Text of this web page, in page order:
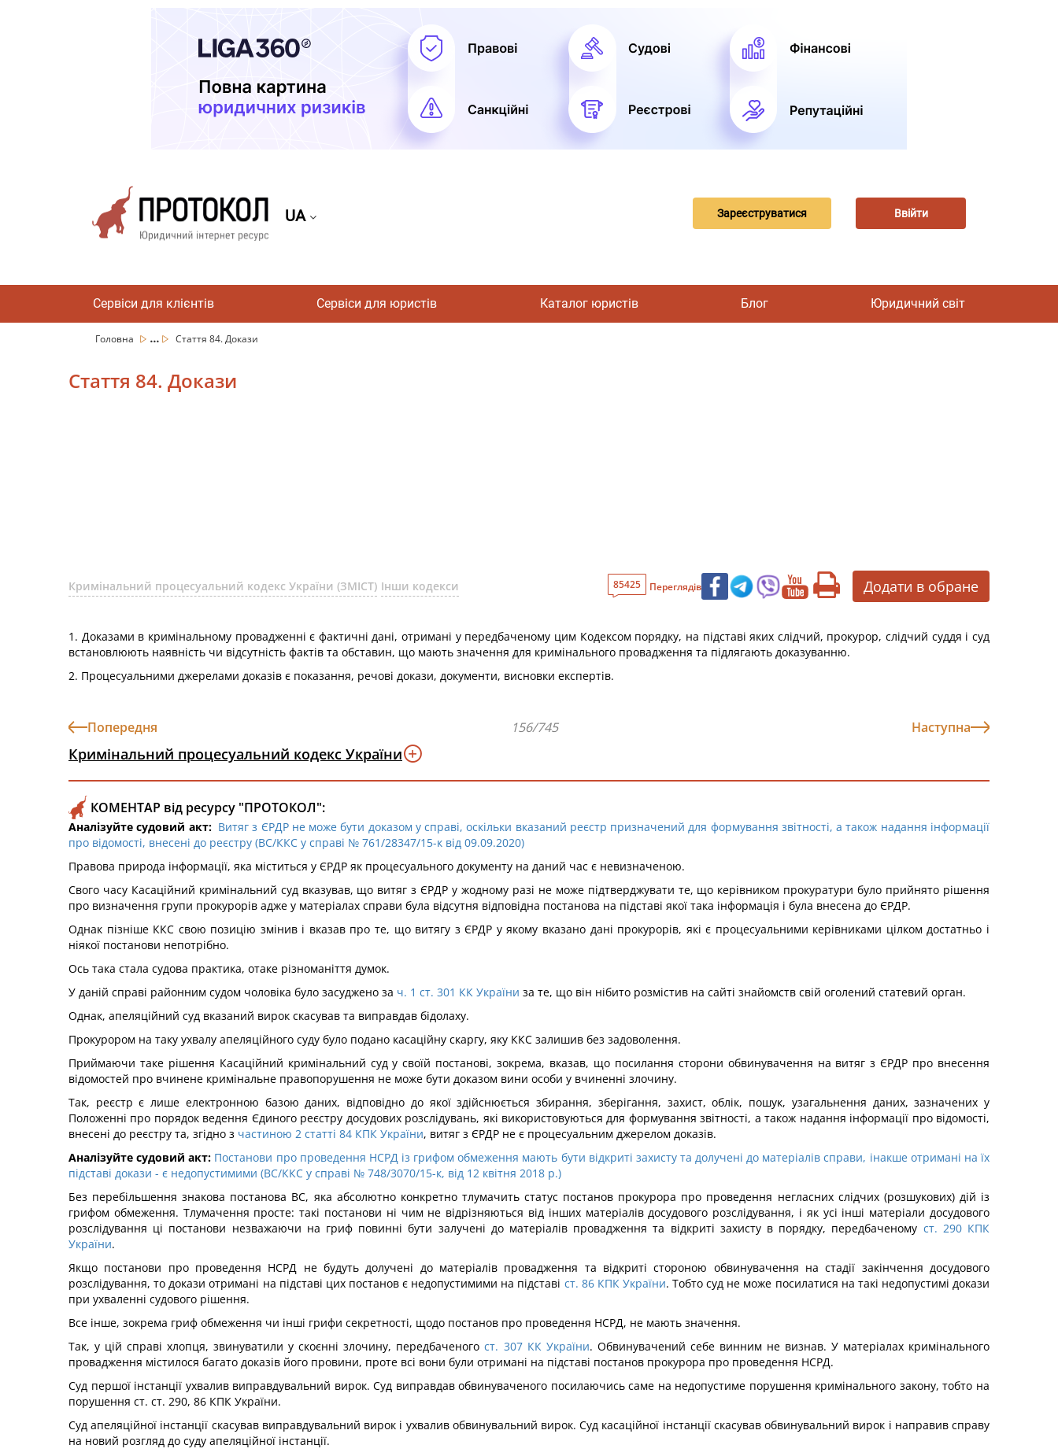
UA Зареєструватися Ввійти
Сервіси для клієнтів Сервіси для юристів Каталог юристів Блог Юридичний світ
Головна ... Стаття 84. Докази
Стаття 84. Докази
Кримінальний процесуальний кодекс України (ЗМІСТ) Інши кодекси 85425 Переглядів Додати в обране
1. Доказами в кримінальному провадженні є фактичні дані, отримані у передбаченому цим Кодексом порядку, на підставі яких слідчий, прокурор, слідчий суддя і суд
встановлюють наявність чи відсутність фактів та обставин, що мають значення для кримінального провадження та підлягають доказуванню.
2. Процесуальними джерелами доказів є показання, речові докази, документи, висновки експертів.
Попередня 156/745 Наступна
Кримінальний процесуальний кодекс України
КОМЕНТАР від ресурсу "ПРОТОКОЛ":
Аналізуйте судовий акт: Витяг з ЄРДР не може бути доказом у справі, оскільки вказаний реєстр призначений для формування звітності, а також надання інформації
про відомості, внесені до реєстру (ВС/ККС у справі № 761/28347/15-к від 09.09.2020)
Правова природа інформації, яка міститься у ЄРДР як процесуального документу на даний час є невизначеною.
Свого часу Касаційний кримінальний суд вказував, що витяг з ЄРДР у жодному разі не може підтверджувати те, що керівником прокуратури було прийнято рішення
про визначення групи прокурорів адже у матеріалах справи була відсутня відповідна постанова на підставі якої така інформація і була внесена до ЄРДР.
Однак пізніше ККС свою позицію змінив і вказав про те, що витягу з ЄРДР у якому вказано дані прокурорів, які є процесуальними керівниками цілком достатньо і
ніякої постанови непотрібно.
Ось така стала судова практика, отаке різноманіття думок.
У даній справі районним судом чоловіка було засуджено за ч. 1 ст. 301 КК України за те, що він нібито розмістив на сайті знайомств свій оголений статевий орган.
Однак, апеляційний суд вказаний вирок скасував та виправдав бідолаху.
Прокурором на таку ухвалу апеляційного суду було подано касаційну скаргу, яку ККС залишив без задоволення.
Приймаючи таке рішення Касаційний кримінальний суд у своїй постанові, зокрема, вказав, що посилання сторони обвинувачення на витяг з ЄРДР про внесення
відомостей про вчинене кримінальне правопорушення не може бути доказом вини особи у вчиненні злочину.
Так, реєстр є лише електронною базою даних, відповідно до якої здійснюється збирання, зберігання, захист, облік, пошук, узагальнення даних, зазначених у
Положенні про порядок ведення Єдиного реєстру досудових розслідувань, які використовуються для формування звітності, а також надання інформації про відомості,
внесені до реєстру та, згідно з частиною 2 статті 84 КПК України, витяг з ЄРДР не є процесуальним джерелом доказів.
Аналізуйте судовий акт: Постанови про проведення НСРД із грифом обмеження мають бути відкриті захисту та долучені до матеріалів справи, інакше отримані на їх
підставі докази - є недопустимими (ВС/ККС у справі № 748/3070/15-к, від 12 квітня 2018 р.)
Без перебільшення знакова постанова ВС, яка абсолютно конкретно тлумачить статус постанов прокурора про проведення негласних слідчих (розшукових) дій із
грифом обмеження. Тлумачення просте: такі постанови ні чим не відрізняються від інших матеріалів досудового розслідування, і як усі інші матеріали досудового
розслідування ці постанови незважаючи на гриф повинні бути залучені до матеріалів провадження та відкриті захисту в порядку, передбаченому ст. 290 КПК
України.
Якщо постанови про проведення НСРД не будуть долучені до матеріалів провадження та відкриті стороною обвинувачення на стадії закінчення досудового
розслідування, то докази отримані на підставі цих постанов є недопустимими на підставі ст. 86 КПК України. Тобто суд не може посилатися на такі недопустимі докази
при ухваленні судового рішення.
Все інше, зокрема гриф обмеження чи інші грифи секретності, щодо постанов про проведення НСРД, не мають значення.
Так, у цій справі хлопця, звинуватили у скоєнні злочину, передбаченогост. 307 КК України. Обвинувачений себе винним не визнав. У матеріалах кримінального
провадження містилося багато доказів його провини, проте всі вони були отримані на підставі постанов прокурора про проведення НСРД.
Суд першої інстанції ухвалив виправдувальний вирок. Суд виправдав обвинуваченого посилаючись саме на недопустиме порушення кримінального закону, тобто на
порушення ст. ст. 290, 86 КПК України.
Суд апеляційної інстанції скасував виправдувальний вирок і ухвалив обвинувальний вирок. Суд касаційної інстанції скасував обвинувальний вирок і направив справу
на новий розгляд до суду апеляційної інстанції.